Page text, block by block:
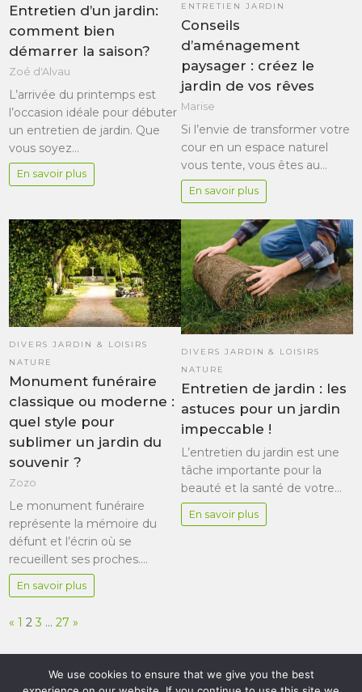
Entretien d’un jardin:
comment bien
démarrer la saison?
Zoé d'Alvau
L’arrivée du printemps est
l’occasion idéale pour débuter
un entretien de jardin. Que
vous soyez…
En savoir plus
ENTRETIEN JARDIN
Conseils
d’aménagement
paysager : créez le
jardin de vos rêves
Marise
Si l’envie de transformer votre
cour en un espace naturel
vous tente, vous êtes au…
En savoir plus
DIVERS JARDIN & LOISIRS
NATURE
Monument funéraire
classique ou moderne :
quel style pour
sublimer un jardin du
souvenir ?
Zozo
Le monument funéraire
représente la mémoire du
défunt et l’écrin où se
recueillent ses proches.…
En savoir plus
DIVERS JARDIN & LOISIRS
NATURE
Entretien de jardin : les
astuces pour un jardin
impeccable !
L’entretien du jardin est une
tâche importante pour la
beauté et la santé de votre…
En savoir plus
Page:
Previous
« 1 2 3 … 27 Next
»
We use cookies to ensure that we give you the best